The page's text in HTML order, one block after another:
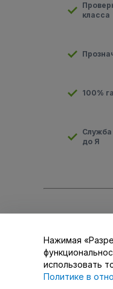
класса
100%
до Я
для мобильных
Не передавайте
Нажимая
использовать
Политике в